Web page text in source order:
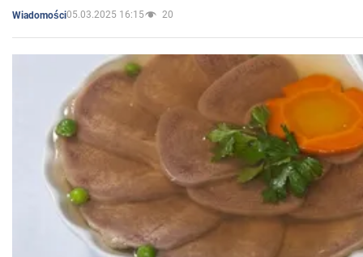
Wiadomości05.03.2025 16:15 20